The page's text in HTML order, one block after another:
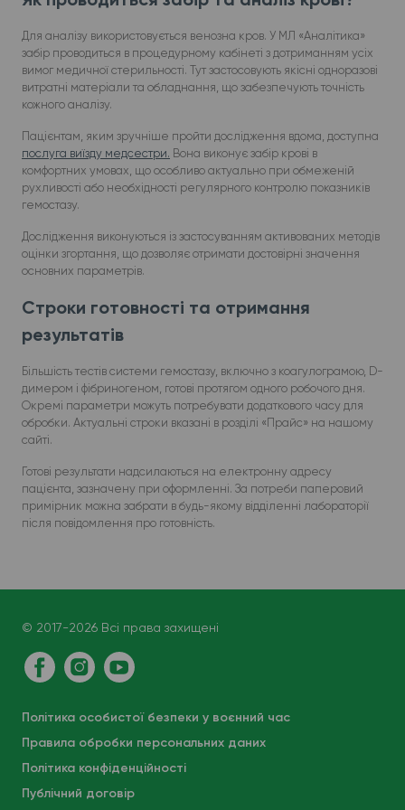
Для аналізу використовується венозна кров. У МЛ «Аналітика»
забір проводиться в процедурному кабінеті з дотриманням усіх
вимог медичної стерильності. Тут застосовують якісні одноразові
витратні матеріали та обладнання, що забезпечують точність
кожного аналізу.
Пацієнтам, яким зручніше пройти дослідження вдома, доступна
послуга виїзду медсестри. Вона виконує забір крові в
комфортних умовах, що особливо актуально при обмеженій
рухливості або необхідності регулярного контролю показників
гемостазу.
Дослідження виконуються із застосуванням активованих методів
оцінки згортання, що дозволяє отримати достовірні значення
основних параметрів.
Строки готовності та отримання
результатів
Більшість тестів системи гемостазу, включно з коагулограмою, D-
димером і фібриногеном, готові протягом одного робочого дня.
Окремі параметри можуть потребувати додаткового часу для
обробки. Актуальні строки вказані в розділі «Прайс» на нашому
сайті.
Готові результати надсилаються на електронну адресу
пацієнта, зазначену при оформленні. За потреби паперовий
примірник можна забрати в будь-якому відділенні лабораторії
після повідомлення про готовність.
© 2017-2026 Всі права захищені
Політика особистої безпеки у воєнний час
Правила обробки персональних даних
Політика конфіденційності
Публічний договір